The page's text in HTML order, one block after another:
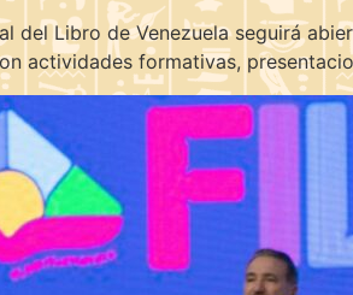
del Libro de Venezuela seguirá
actividades formativas,